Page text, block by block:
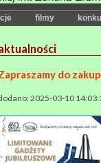
filmy
do
2025-03-10